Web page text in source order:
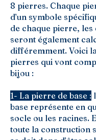
8 pierres. Chaque
d’un symbole
de chaque pierre,
seront également
différemment. Voici
pierres qui vont
bijou :
1- La pierre de base :
base représente en
socle ou les racines.
toute la construction